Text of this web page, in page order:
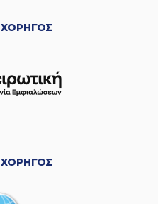
ΧΟΡΗΓΟΣ
ΧΟΡΗΓΟΣ